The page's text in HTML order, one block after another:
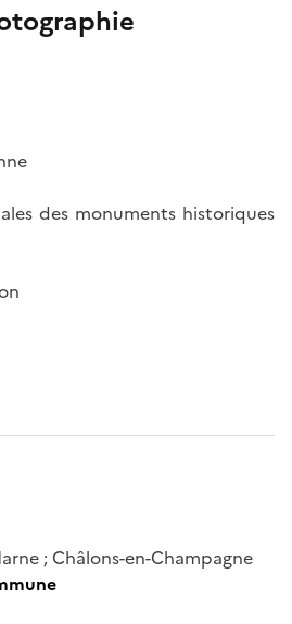
des monuments historiques
; Châlons-en-Champagne